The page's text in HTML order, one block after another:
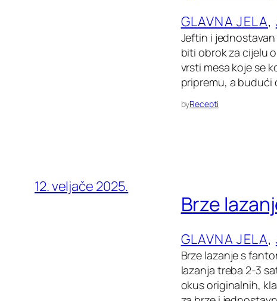
GLAVNA JELA,
Jeftin i
biti obrok za cijelu
vrsti mesa koje se
pripremu, a budući
byRecepti
12. veljače 2025.
Brze
GLAVNA JELA,
Brze lazanje s
lazanja treba 2-3
okus originalnih,